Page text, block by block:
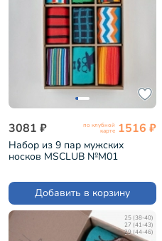
3081 ₽ по клубной
карте 1516 ₽
Набор из 9 пар мужских
носков MSCLUB №М01
Добавить в корзину
25 (38-40)
27 (41-43)
29 (44-46)